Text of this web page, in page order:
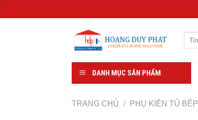
DANH MỤC SẢN PHẨM
TRANG CHỦ / PHỤ KIỆN TỦ BẾP